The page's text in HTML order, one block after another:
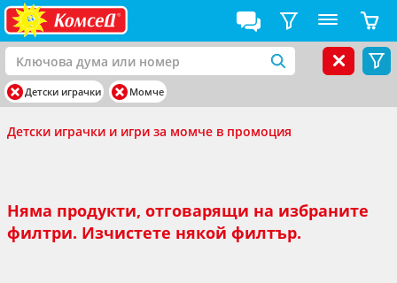
Детски играчки Момче
Детски играчки и игри за момче в промоция
Няма продукти, отговарящи на избраните
филтри. Изчистете някой филтър.